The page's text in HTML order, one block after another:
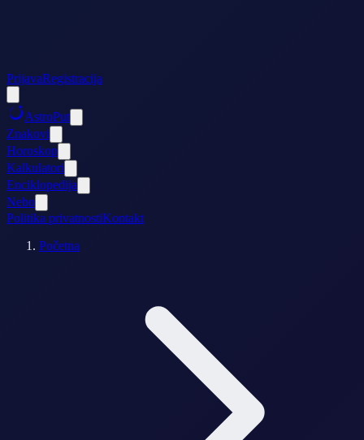
PrijavaRegistracija
AstroPut
Znakovi
Horoskop
Kalkulatori
Enciklopedija
Nebo
Politika privatnostiKontakt
Početna